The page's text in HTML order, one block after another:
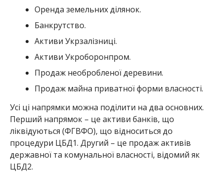
Оренда земельних ділянок.
Банкрутство.
Активи Укрзалізниці.
Активи Укроборонпром.
Продаж необробленої деревини.
Продаж майна приватної форми власності.
Усі ці напрямки можна поділити на два основних.
Перший напрямок – це активи банків, що
ліквідуються (ФГВФО), що відноситься до
процедури ЦБД1. Другий – це продаж активів
державної та комунальної власності, відомий як
ЦБД2.